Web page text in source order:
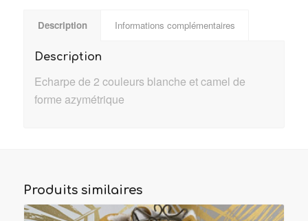
Description Informations complémentaires
Description
Echarpe de 2 couleurs blanche et camel de
forme azymétrique
Produits similaires